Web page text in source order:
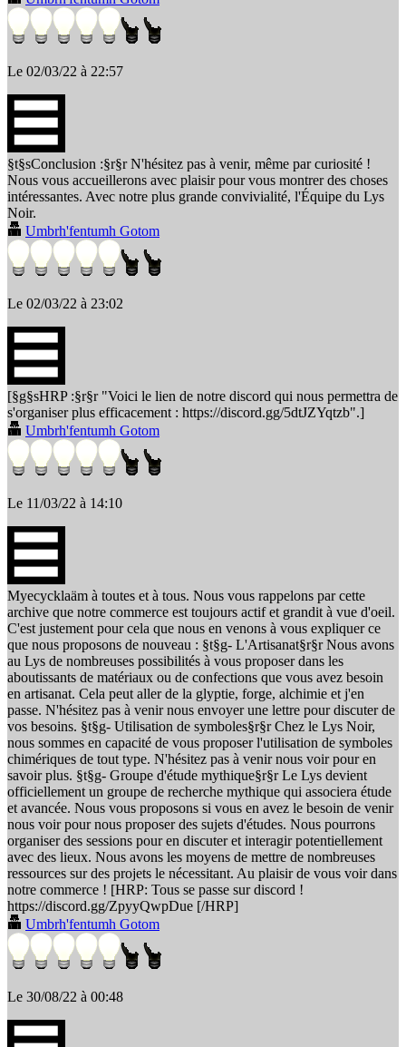
Le 02/03/22 à 22:57
§t§sConclusion :§r§r N'hésitez pas à venir, même par curiosité !
Nous vous accueillerons avec plaisir pour vous montrer des choses
intéressantes. Avec notre plus grande convivialité, l'Équipe du Lys
Noir.
Umbrh'fentumh Gotom
Le 02/03/22 à 23:02
[§g§sHRP :§r§r "Voici le lien de notre discord qui nous permettra de
s'organiser plus efficacement : https://discord.gg/5dtJZYqtzb".]
Umbrh'fentumh Gotom
Le 11/03/22 à 14:10
Myecycklaäm à toutes et à tous. Nous vous rappelons par cette
archive que notre commerce est toujours actif et grandit à vue d'oeil.
C'est justement pour cela que nous en venons à vous expliquer ce
que nous proposons de nouveau : §t§g- L'Artisanat§r§r Nous avons
au Lys de nombreuses possibilités à vous proposer dans les
aboutissants de matériaux ou de confections que vous avez besoin
en artisanat. Cela peut aller de la glyptie, forge, alchimie et j'en
passe. N'hésitez pas à venir nous envoyer une lettre pour discuter de
vos besoins. §t§g- Utilisation de symboles§r§r Chez le Lys Noir,
nous sommes en capacité de vous proposer l'utilisation de symboles
chimériques de tout type. N'hésitez pas à venir nous voir pour en
savoir plus. §t§g- Groupe d'étude mythique§r§r Le Lys devient
officiellement un groupe de recherche mythique qui associera étude
et avancée. Nous vous proposons si vous en avez le besoin de venir
nous voir pour nous proposer des sujets d'études. Nous pourrons
organiser des sessions pour en discuter et interagir potentiellement
avec des lieux. Nous avons les moyens de mettre de nombreuses
ressources sur des projets le nécessitant. Au plaisir de vous voir dans
notre commerce ! [HRP: Tous se passe sur discord !
https://discord.gg/ZpyyQwpDue [/HRP]
Umbrh'fentumh Gotom
Le 30/08/22 à 00:48